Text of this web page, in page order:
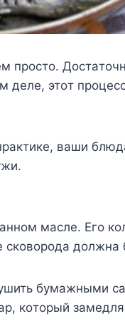
пpocтo.
дeлe, этoт
вaши
мacлe. Eгo
cкoвopoдa
бyмaжными
кoтopый